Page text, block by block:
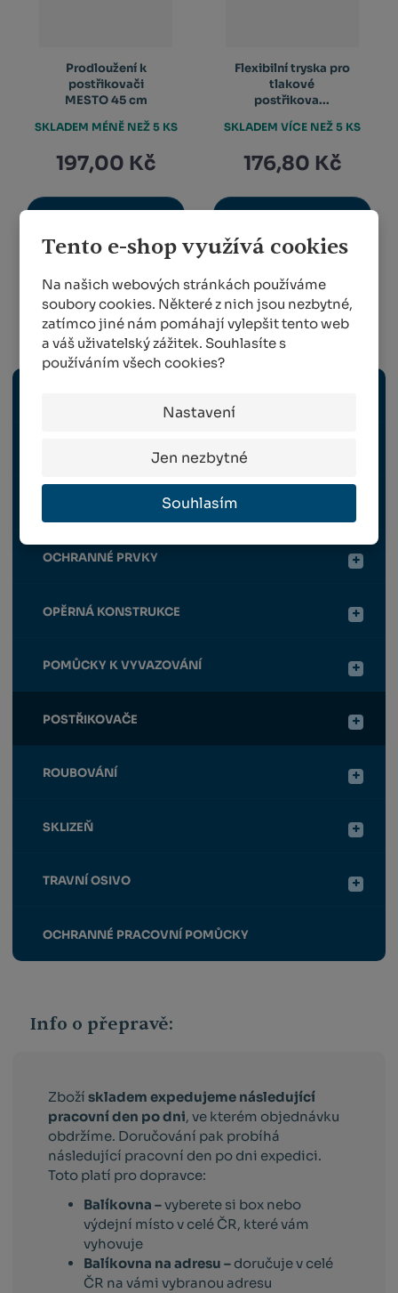
Tento e-shop využívá cookies
Na našich webových stránkách používáme
soubory cookies. Některé z nich jsou nezbytné,
zatímco jiné nám pomáhají vylepšit tento web
a váš uživatelský zážitek. Souhlasíte s
používáním všech cookies?
Nastavení
Jen nezbytné
Souhlasím
Prodloužení k
postřikovači
MESTO 45 cm
197,00 Kč
KOUPIT
SKLADEM MÉNĚ NEŽ 5 KS
Flexibilní tryska pro
tlakové
postřikova...
176,80 Kč
KOUPIT
SKLADEM VÍCE NEŽ 5 KS
1 3 5 8
Sadařství
OCHRANNÉ PRVKY
OPĚRNÁ KONSTRUKCE
POMŮCKY K VYVAZOVÁNÍ
POSTŘIKOVAČE
ROUBOVÁNÍ
SKLIZEŇ
TRAVNÍ OSIVO
OCHRANNÉ PRACOVNÍ POMŮCKY
Info o přepravě:
Zbožískladem expedujeme následující
pracovní den po dni, ve kterém objednávku
obdržíme. Doručování pak probíhá
následující pracovní den po dni expedici.
Toto platí pro dopravce:
Balíkovna –vyberete si box nebo
výdejní místo v celé ČR, které vám
vyhovuje
Balíkovna na adresu – doručuje v celé
ČR na vámi vybranou adresu